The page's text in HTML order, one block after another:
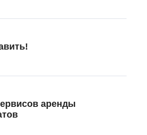
аренды